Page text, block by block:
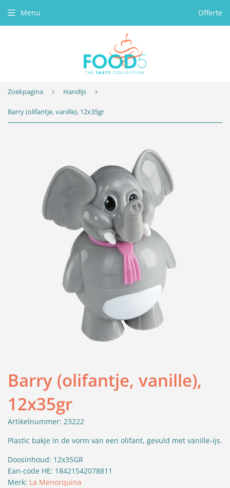
Menu Offerte
Zoekpagina › Handijs ›
Barry (olifantje, vanille), 12x35gr
Barry (olifantje, vanille),
12x35gr
Artikelnummer: 23222
Plastic bakje in de vorm van een olifant, gevuld met vanille-ijs.
Doosinhoud: 12x35GR
Ean-code HE: 18421542078811
Merk: La Menorquina